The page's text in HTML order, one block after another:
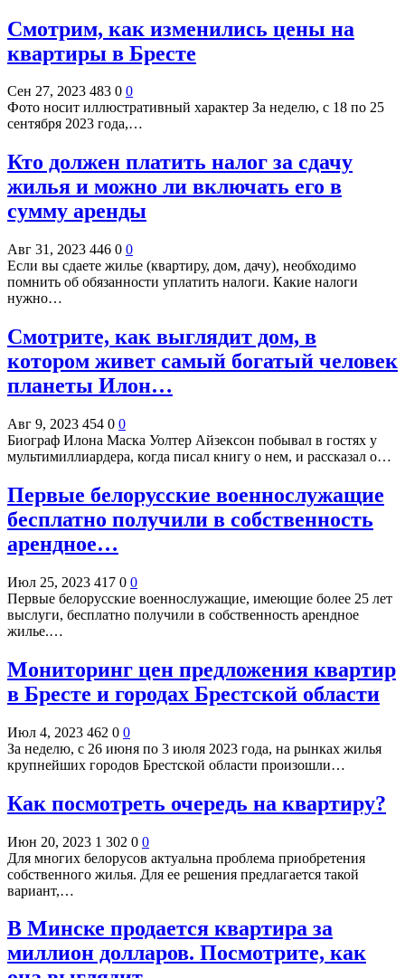
Смотрим, как изменились цены на
квартиры в Бресте
Сен 27, 2023 483 0 0
Фото носит иллюстративный характер За неделю, с 18 по 25
сентября 2023 года,…
Кто должен платить налог за сдачу
жилья и можно ли включать его в
сумму аренды
Авг 31, 2023 446 0 0
Если вы сдаете жилье (квартиру, дом, дачу), необходимо
помнить об обязанности уплатить налоги. Какие налоги
нужно…
Смотрите, как выглядит дом, в
котором живет самый богатый человек
планеты Илон…
Авг 9, 2023 454 0 0
Биограф Илона Маска Уолтер Айзексон побывал в гостях у
мультимиллиардера, когда писал книгу о нем, и рассказал о…
Первые белорусские военнослужащие
бесплатно получили в собственность
арендное…
Июл 25, 2023 417 0 0
Первые белорусские военнослужащие, имеющие более 25 лет
выслуги, бесплатно получили в собственность арендное
жилье.…
Мониторинг цен предложения квартир
в Бресте и городах Брестской области
Июл 4, 2023 462 0 0
За неделю, c 26 июня по 3 июля 2023 года, на рынках жилья
крупнейших городов Брестской области произошли…
Как посмотреть очередь на квартиру?
Июн 20, 2023 1 302 0 0
Для многих белорусов актуальна проблема приобретения
собственного жилья. Для ее решения предлагается такой
вариант,…
В Минске продается квартира за
миллион долларов. Посмотрите, как